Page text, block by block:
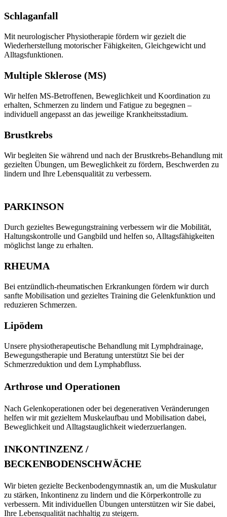
Schlaganfall
Mit neurologischer Physiotherapie fördern wir gezielt die
Wiederherstellung motorischer Fähigkeiten, Gleichgewicht und
Alltagsfunktionen.
Multiple Sklerose (MS)
Wir helfen MS-Betroffenen, Beweglichkeit und Koordination zu
erhalten, Schmerzen zu lindern und Fatigue zu begegnen –
individuell angepasst an das jeweilige Krankheitsstadium.
Brustkrebs
Wir begleiten Sie während und nach der Brustkrebs-Behandlung mit
gezielten Übungen, um Beweglichkeit zu fördern, Beschwerden zu
lindern und Ihre Lebensqualität zu verbessern.
PARKINSON
Durch gezieltes Bewegungstraining verbessern wir die Mobilität,
Haltungskontrolle und Gangbild und helfen so, Alltagsfähigkeiten
möglichst lange zu erhalten.
RHEUMA
Bei entzündlich-rheumatischen Erkrankungen fördern wir durch
sanfte Mobilisation und gezieltes Training die Gelenkfunktion und
reduzieren Schmerzen.
Lipödem
Unsere physiotherapeutische Behandlung mit Lymphdrainage,
Bewegungstherapie und Beratung unterstützt Sie bei der
Schmerzreduktion und dem Lymphabfluss.
Arthrose und Operationen
Nach Gelenkoperationen oder bei degenerativen Veränderungen
helfen wir mit gezieltem Muskelaufbau und Mobilisation dabei,
Beweglichkeit und Alltagstauglichkeit wiederzuerlangen.
INKONTINZENZ /
BECKENBODENSCHWÄCHE
Wir bieten gezielte Beckenbodengymnastik an, um die Muskulatur
zu stärken, Inkontinenz zu lindern und die Körperkontrolle zu
verbessern. Mit individuellen Übungen unterstützen wir Sie dabei,
Ihre Lebensqualität nachhaltig zu steigern.